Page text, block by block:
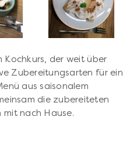
Kochkurs, der weit über
Zubereitungsarten für ein
aus saisonalem
die zubereiteten
mit nach Hause.